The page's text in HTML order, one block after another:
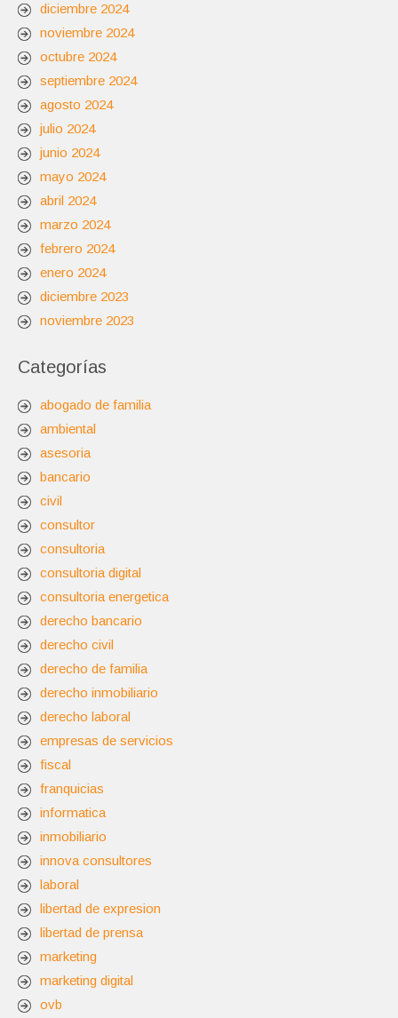
diciembre 2024
noviembre 2024
octubre 2024
septiembre 2024
agosto 2024
julio 2024
junio 2024
mayo 2024
abril 2024
marzo 2024
febrero 2024
enero 2024
diciembre 2023
noviembre 2023
Categorías
abogado de familia
ambiental
asesoria
bancario
civil
consultor
consultoria
consultoria digital
consultoria energetica
derecho bancario
derecho civil
derecho de familia
derecho inmobiliario
derecho laboral
empresas de servicios
fiscal
franquicias
informatica
inmobiliario
innova consultores
laboral
libertad de expresion
libertad de prensa
marketing
marketing digital
ovb